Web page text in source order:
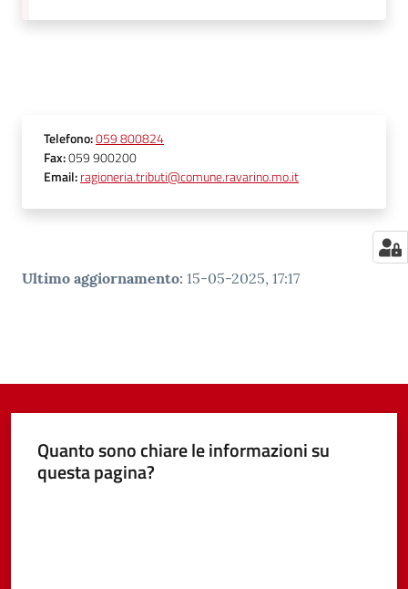
Telefono:059 800824
Fax:059 900200
Email:ragioneria.tributi@comune.ravarino.mo.it
Ultimo aggiornamento: 15-05-2025, 17:17
Quanto sono chiare le informazioni su
questa pagina?